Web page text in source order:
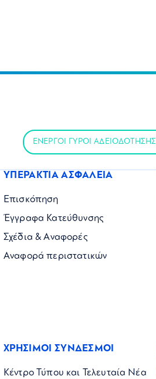
ΕΝΕΡΓΟΙ ΓΥΡΟΙ ΑΔΕΙΟΔΟΤΗΣΗΣ
ΥΠΕΡΑΚΤΙΑ ΑΣΦΑΛΕΙΑ
Επισκόπηση
Έγγραφα Κατεύθυνσης
Σχέδια & Αναφορές
Αναφορά περιστατικών
ΧΡΗΣΙΜΟΙ ΣΥΝΔΕΣΜΟΙ
Κέντρο Τύπου και Τελευταία Νέα